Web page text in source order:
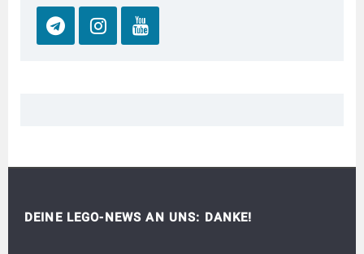
DEINE LEGO-NEWS AN UNS: DANKE!